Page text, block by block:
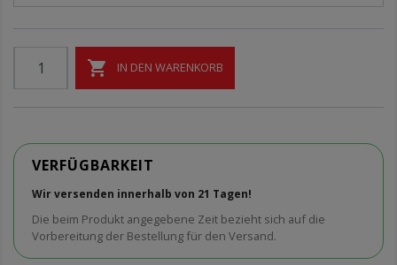
 IN DEN WARENKORB
VERFÜGBARKEIT
Wir versenden innerhalb von 21 Tagen!
Die beim Produkt angegebene Zeit bezieht sich auf die
Vorbereitung der Bestellung für den Versand.